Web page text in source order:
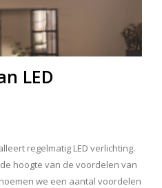
LED
regelmatig LED verlichting.
hoogte van de voordelen van
we een aantal voordelen